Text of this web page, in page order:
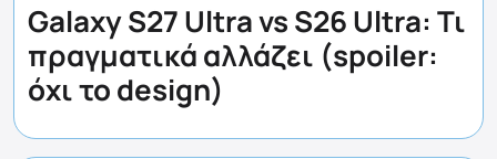
Galaxy S27 Ultra vs S26 Ultra: Τι
πραγματικά αλλάζει (spoiler:
όχι το design)